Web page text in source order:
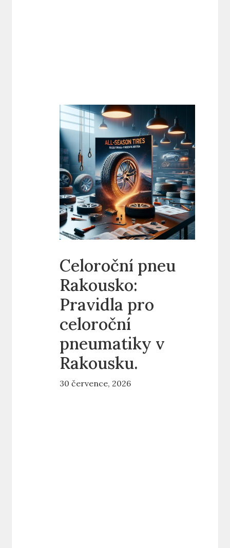
Celoroční pneu
Rakousko:
Pravidla pro
celoroční
pneumatiky v
Rakousku.
30 července, 2026